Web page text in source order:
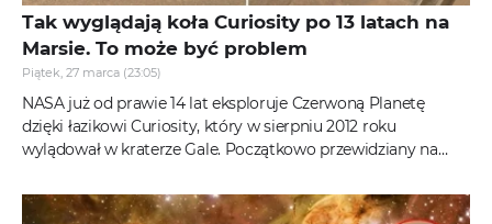
Tak wyglądają koła Curiosity po 13 latach na
Marsie. To może być problem
Piątek, 27 marca (23:05)
NASA już od prawie 14 lat eksploruje Czerwoną Planetę
dzięki łazikowi Curiosity, który w sierpniu 2012 roku
wylądował w kraterze Gale. Początkowo przewidziany na